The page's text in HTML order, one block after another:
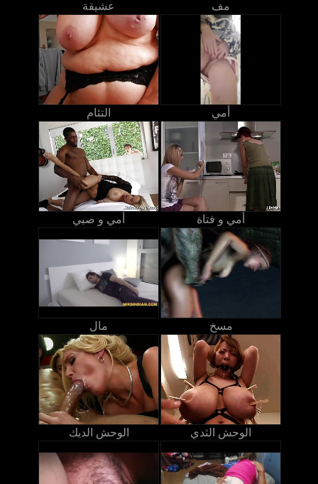
عشيقة مف
التئام أمي
أمي و صبي أمي و فتاة
مال مسخ
الوحش الديك الوحش الثدي